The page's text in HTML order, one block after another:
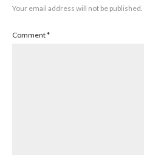
Your email address will not be published.
Comment*